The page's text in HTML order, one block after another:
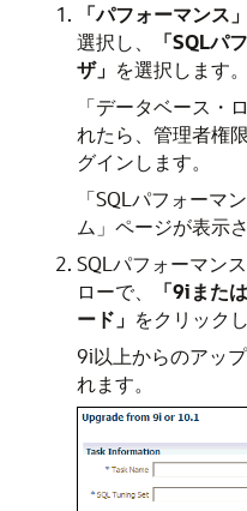
「パフォーマンス」
選択し、
「SQLパ
ザ」 を選択します。
「データベース・
れたら、管理者権
グインします。
「SQLパフォーマ
ム」ページが表示さ
SQLパフォーマン
ローで、
「9iまた
ード」 をクリックし
9i以上からのアッ
れます。